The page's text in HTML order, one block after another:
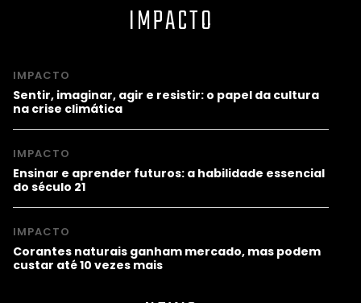
IMPACTO
IMPACTO
Sentir, imaginar, agir e resistir: o papel da cultura
na crise climática
IMPACTO
Ensinar e aprender futuros: a habilidade essencial
do século 21
IMPACTO
Corantes naturais ganham mercado, mas podem
custar até 10 vezes mais